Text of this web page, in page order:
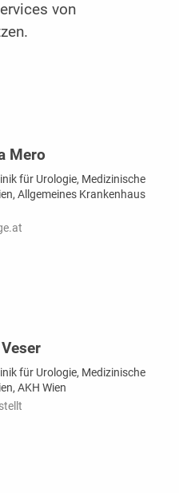
von
Mero
für Urologie, Medizinische
Allgemeines Krankenhaus
für Urologie, Medizinische
AKH Wien